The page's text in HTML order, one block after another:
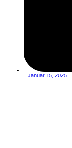
Januar 15, 2025